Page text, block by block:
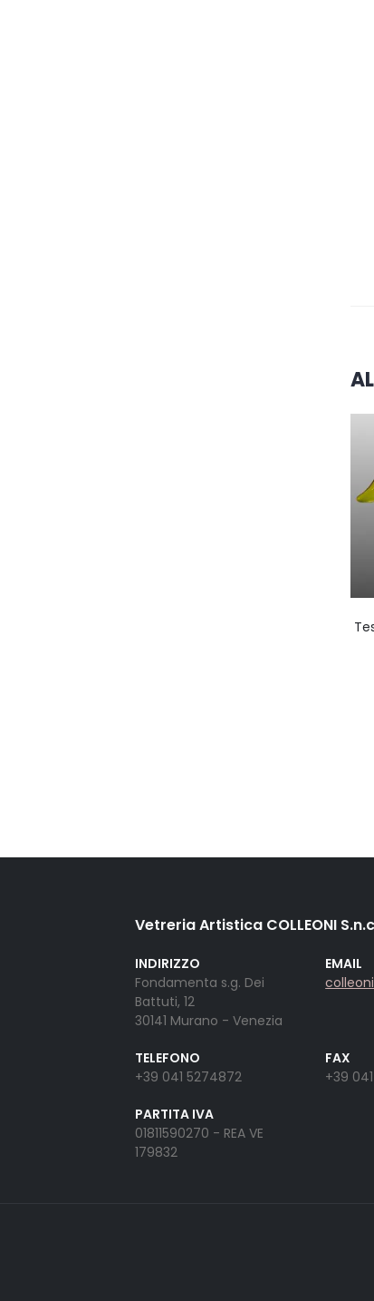
Vetreria Artistica COLLEONI
INDIRIZZO
Fondamenta s.g. Dei
Battuti, 12
30141 Murano - Venezia
EMAIL
TELEFONO
+39 041 5274872
FAX
+39
PARTITA IVA
01811590270 - REA VE
179832